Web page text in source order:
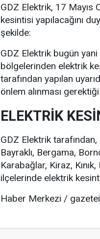
GDZ Elektrik, 17
kesintisi yapılacağını
şekilde:
GDZ Elektrik bugün yani
bölgelerinden elektrik
tarafından yapılan
önlem alınması
ELEKTRİK
GDZ Elektrik
Bayraklı, Bergama,
Karabağlar, Kiraz,
ilçelerinde elektrik
Haber Merkezi /